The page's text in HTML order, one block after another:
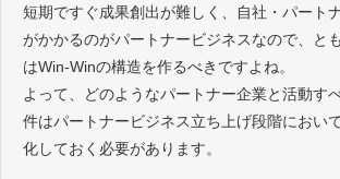
短期ですぐ成果創出が難しく、自社・パート
がかかるのがパートナービジネスなので、と
はWin-Winの構造を作るべきですよね。
よって、どのようなパートナー企業と活動す
件はパートナービジネス立ち上げ段階におい
化しておく必要があります。